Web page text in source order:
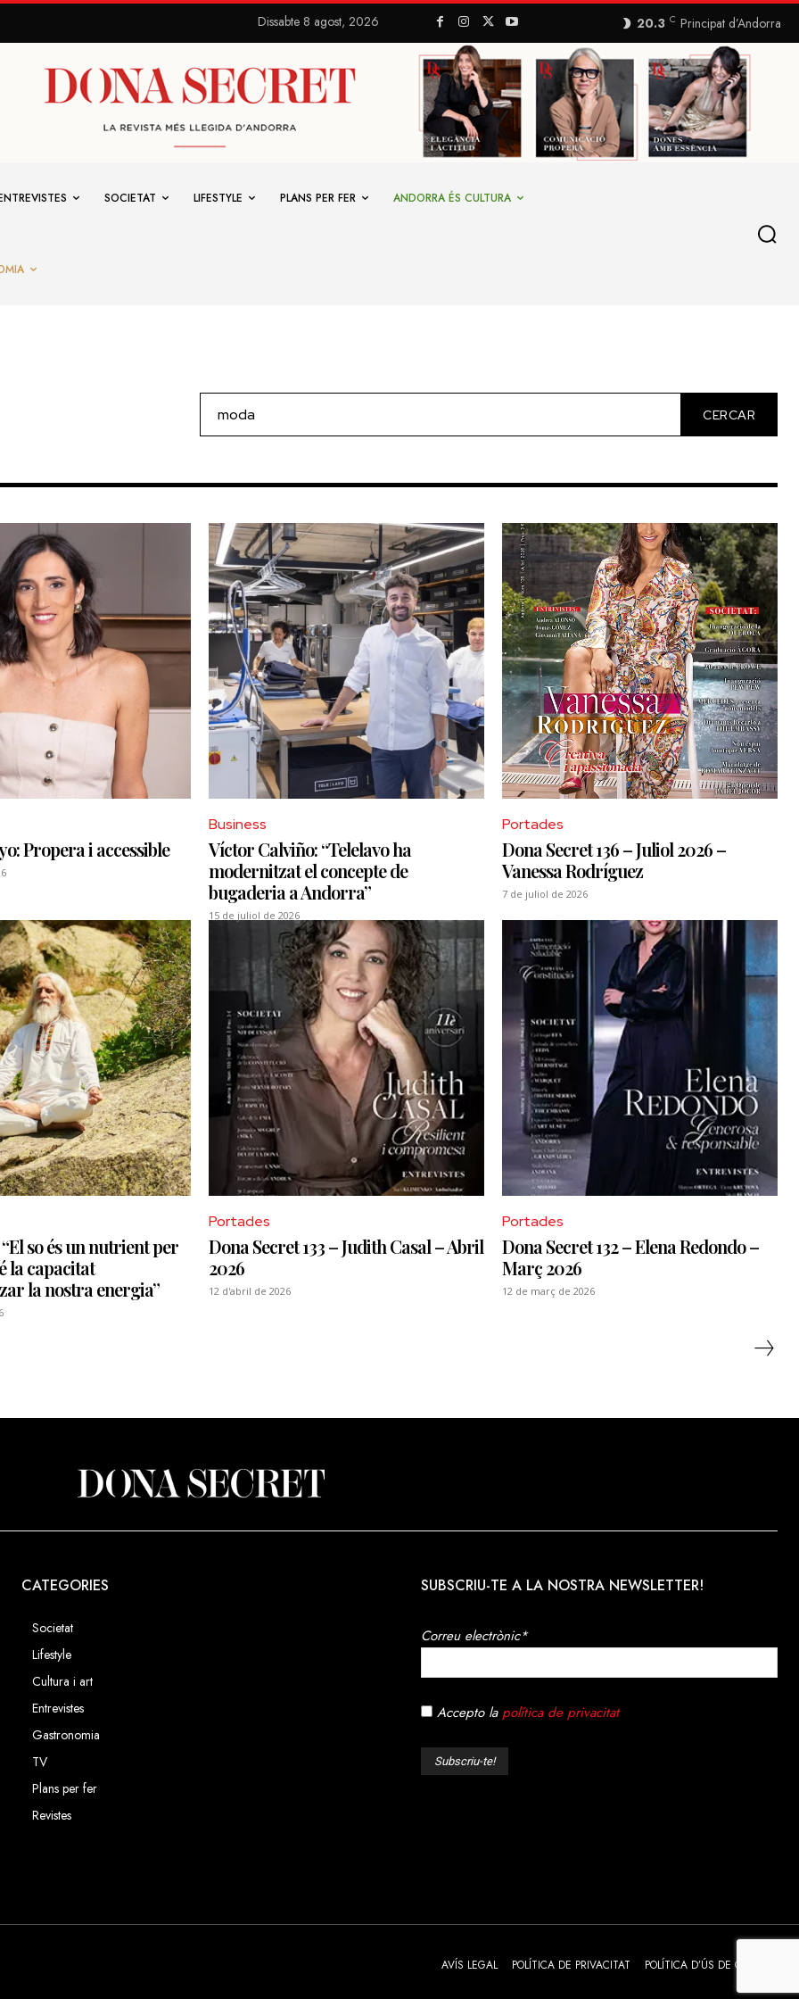
Dissabte 8 agost, 2026 20.3 C Principat d’Andorra
SOCIETAT LIFESTYLE PLANS PER FER ANDORRA ÉS CULTURA
CERCAR
Propera i accessible
Business
Víctor Calviño: “Telelavo ha
modernitzat el concepte de
bugaderia a Andorra”
15 de juliol de 2026
Portades
Dona Secret 136 – Juliol 2026 –
Vanessa Rodríguez
7 de juliol de 2026
so és un nutrient per
la capacitat
la nostra energia”
Portades
Dona Secret 133 – Judith Casal – Abril
2026
12 d'abril de 2026
Portades
Dona Secret 132 – Elena Redondo –
Març 2026
12 de març de 2026
CATEGORIES
Societat
Lifestyle
Cultura i art
Entrevistes
Gastronomia
TV
Plans per fer
Revistes
SUBSCRIU-TE A LA NOSTRA NEWSLETTER!
Correu electrònic*
Accepto la política de privacitat
AVÍS LEGAL POLÍTICA DE PRIVACITAT POLÍTICA D’ÚS DE COOKIES